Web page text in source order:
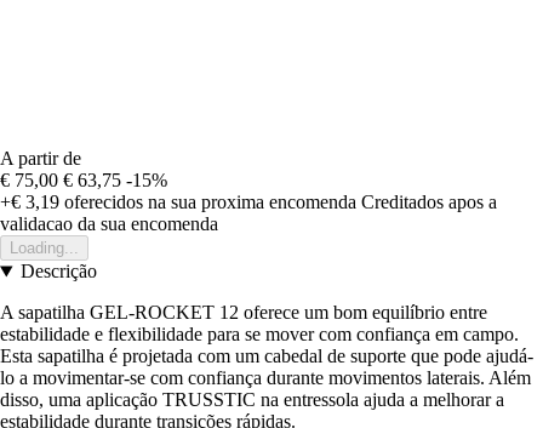
A partir de
€ 75,00 € 63,75 -15%
+€ 3,19 oferecidos na sua proxima encomenda Creditados apos a
validacao da sua encomenda
Loading...
Descrição
A sapatilha GEL-ROCKET 12 oferece um bom equilíbrio entre
estabilidade e flexibilidade para se mover com confiança em campo.
Esta sapatilha é projetada com um cabedal de suporte que pode ajudá-
lo a movimentar-se com confiança durante movimentos laterais. Além
disso, uma aplicação TRUSSTIC na entressola ajuda a melhorar a
estabilidade durante transições rápidas.